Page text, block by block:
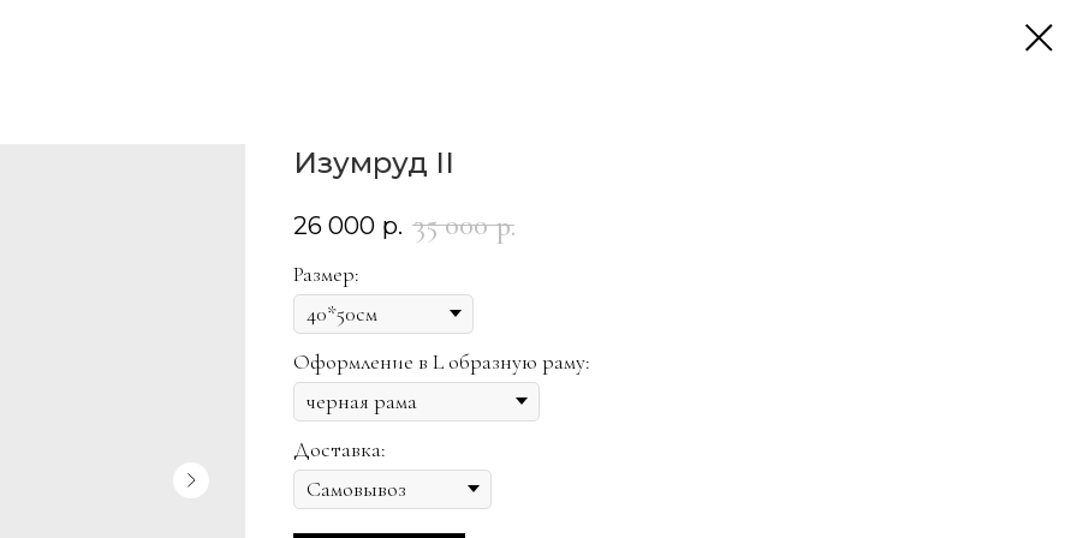
Изумруд II
26 000 р. 35 000 р.
Размер:
Оформление в L образную раму:
Доставка: